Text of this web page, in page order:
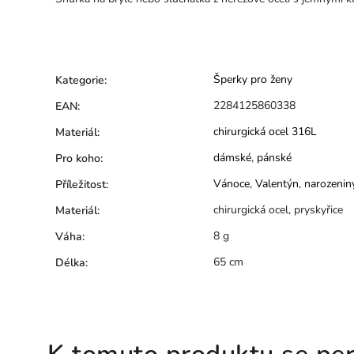
Kategorie:
Šperky pro ženy
EAN:
2284125860338
Materiál:
chirurgická ocel 316L
Pro koho: dámské, pánské
Příležitost: Vánoce, Valentýn,
Materiál:
chirurgická ocel, pryskyřice
Váha:
8 g
Délka: 65 cm